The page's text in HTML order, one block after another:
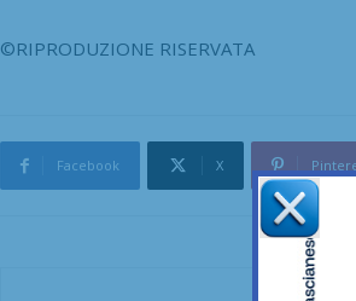
©RIPRODUZIONE RISERVATA
Facebook X